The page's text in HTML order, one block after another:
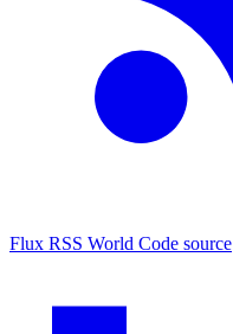
Flux RSS World Code source